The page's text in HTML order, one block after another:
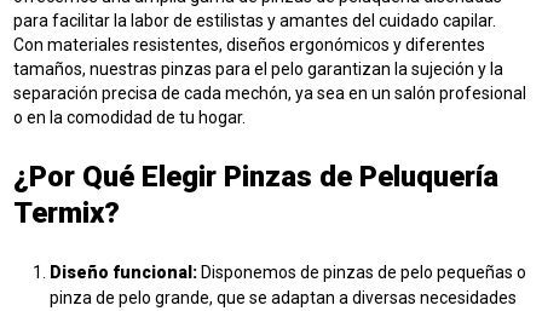
para facilitar la labor de estilistas y amantes del cuidado capilar.
Con materiales resistentes, diseños ergonómicos y diferentes
tamaños, nuestras pinzas para el pelo garantizan la sujeción y la
separación precisa de cada mechón, ya sea en un salón profesional
o en la comodidad de tu hogar.
¿Por Qué Elegir Pinzas de Peluquería
Termix?
Diseño funcional: Disponemos de pinzas de pelo pequeñas o
pinza de pelo grande, que se adaptan a diversas necesidades